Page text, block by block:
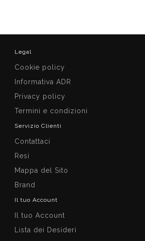
Legal
Cookie policy
Informativa ADR
Privacy policy
Termini e condizioni
Servizio Clienti
Contattaci
Resi
Mappa del Sito
Brand
Il tuo Account
Il tuo Account
Lista dei Desideri